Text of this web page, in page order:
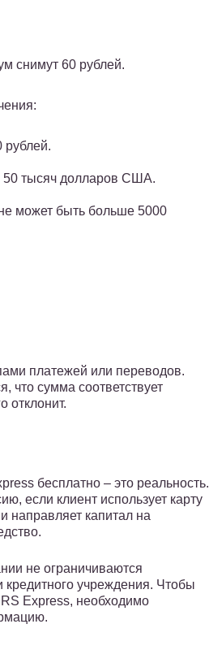
снимут 60 рублей.
рублей.
50 тысяч долларов США.
может быть больше 5000
платежей или переводов.
что сумма соответствует
отклонит.
бесплатно – это реальность.
если клиент использует карту
направляет капитал на
не ограничиваются
учреждения. Чтобы
RS Express, необходимо